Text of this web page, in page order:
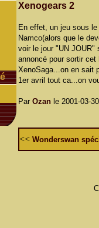
Xenogears 2
En effet, un jeu sous
Namco(alors que le
voir le jour "UN JOUR"
annoncé pour sortir
XenoSaga...on en sait
1er avril tout ca...on
Par Ozan le 2001-03-30
<< Wonderswan